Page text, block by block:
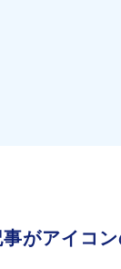
がアイコ